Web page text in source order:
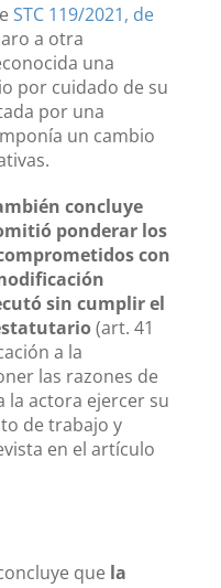
STC 119/2021, de
a otra
una
por cuidado de su
por una
un cambio
concluye
ponderar los
con
sin cumplir el
(art. 41
a la
las razones de
la actora ejercer su
de trabajo y
en el artículo
que la